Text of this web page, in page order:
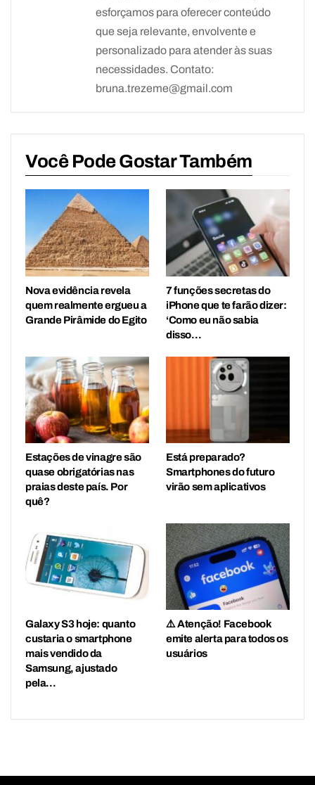
esforçamos para oferecer conteúdo
que seja relevante, envolvente e
personalizado para atender às suas
necessidades. Contato:
bruna.trezeme@gmail.com
Você Pode Gostar Também
Nova evidência revela
quem realmente ergueu a
Grande Pirâmide do Egito
7 funções secretas do
iPhone que te farão dizer:
‘Como eu não sabia
disso…
Estações de vinagre são
quase obrigatórias nas
praias deste país. Por
quê?
Está preparado?
Smartphones do futuro
virão sem aplicativos
Galaxy S3 hoje: quanto
custaria o smartphone
mais vendido da
Samsung, ajustado
pela…
⚠️ Atenção! Facebook
emite alerta para todos os
usuários